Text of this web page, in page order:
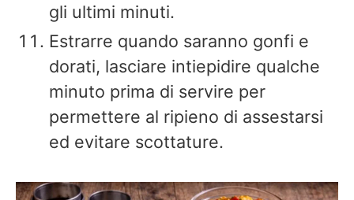
gli ultimi minuti.
Estrarre quando saranno gonfi e
dorati, lasciare intiepidire qualche
minuto prima di servire per
permettere al ripieno di assestarsi
ed evitare scottature.